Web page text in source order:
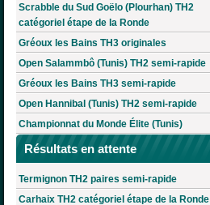
Scrabble du Sud Goëlo (Plourhan) TH2
catégoriel étape de la Ronde
Gréoux les Bains TH3 originales
Open Salammbô (Tunis) TH2 semi-rapide
Gréoux les Bains TH3 semi-rapide
Open Hannibal (Tunis) TH2 semi-rapide
Championnat du Monde Élite (Tunis)
Résultats en attente
Termignon TH2 paires semi-rapide
Carhaix TH2 catégoriel étape de la Ronde